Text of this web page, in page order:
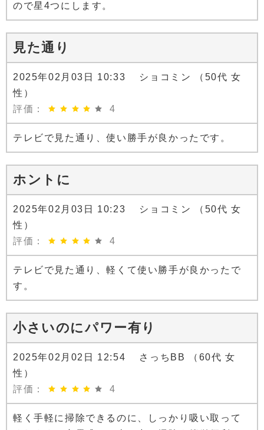
ので星4つにします。
見た通り
2025年02月03日 10:33 ショコミン （50代 女
性）
評価：
4
テレビで見た通り、使い勝手が良かったです。
ホントに
2025年02月03日 10:23 ショコミン （50代 女
性）
評価：
4
テレビで見た通り、軽くて使い勝手が良かったで
す。
小さいのにパワー有り
2025年02月02日 12:54 さっちBB （60代 女
性）
評価：
4
軽く手軽に掃除できるのに、しっかり吸い取って